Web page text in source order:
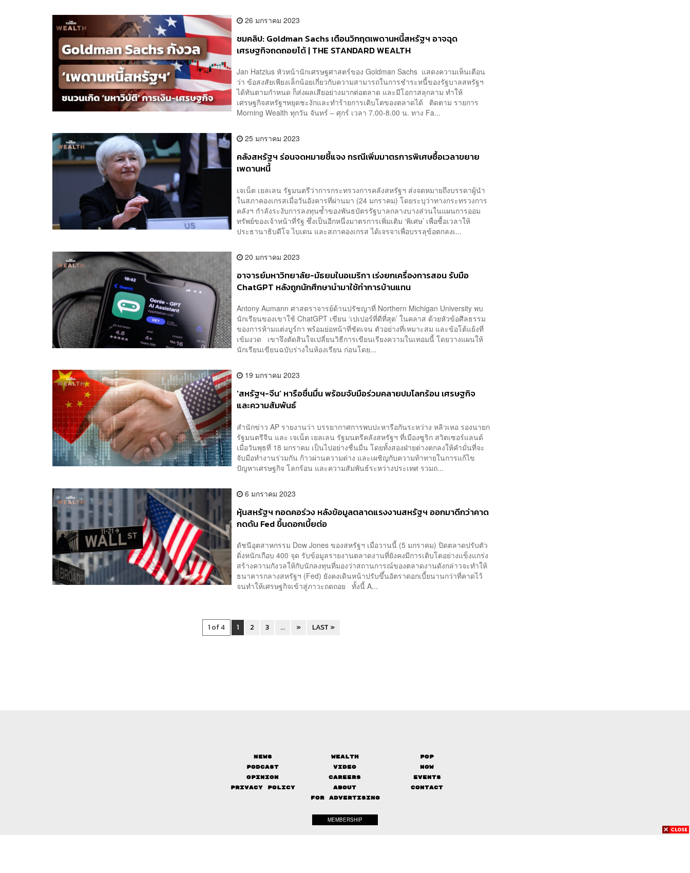
26 มกราคม 2023
ชมคลิป: Goldman Sachs เตือนวิกฤตเพดานหนี้สหรัฐฯ อาจฉุด
เศรษฐกิจถดถอยได้ | THE STANDARD WEALTH
Jan Hatzius หัวหน้านักเศรษฐศาสตร์ของ Goldman Sachs แสดงความเห็นเตือน
ว่า ข้อสงสัยเพียงเล็กน้อยเกี่ยวกับความสามารถในการชำระหนี้ของรัฐบาลสหรัฐฯ
ได้ทันตามกำหนด ก็ส่งผลเสียอย่างมากต่อตลาด และมีโอกาสลุกลาม ทำให้
เศรษฐกิจสหรัฐฯหยุดชะงักและทำร้ายการเติบโตของตลาดได้ ติดตาม รายการ
Morning Wealth ทุกวัน จันทร์ – ศุกร์ เวลา 7.00-8.00 น. ทาง Fa...
25 มกราคม 2023
คลังสหรัฐฯ ร่อนจดหมายชี้แจง กรณีเพิ่มมาตรการพิเศษซื้อเวลาขยาย
เพดานหนี้
เจเน็ต เยลเลน รัฐมนตรีว่าการกระทรวงการคลังสหรัฐฯ ส่งจดหมายถึงบรรดาผู้นำ
ในสภาคองเกรสเมื่อวันอังคารที่ผ่านมา (24 มกราคม) โดยระบุว่าทางกระทรวงการ
คลังฯ กำลังระงับการลงทุนซ้ำของพันธบัตรรัฐบาลกลางบางส่วนในแผนการออม
ทรัพย์ของเจ้าหน้าที่รัฐ ซึ่งเป็นอีกหนึ่งมาตรการเพิ่มเติม ‘พิเศษ’ เพื่อซื้อเวลาให้
ประธานาธิบดีโจ ไบเดน และสภาคองเกรส ได้เจรจาเพื่อบรรลุข้อตกลงเ...
20 มกราคม 2023
อาจารย์มหาวิทยาลัย-มัธยมในอเมริกา เร่งยกเครื่องการสอน รับมือ
ChatGPT หลังถูกนักศึกษานำมาใช้ทำการบ้านแทน
Antony Aumann ศาสตราจารย์ด้านปรัชญาที่ Northern Michigan University พบ
นักเรียนของเขาใช้ ChatGPT เขียน ‘เปเปอร์ที่ดีที่สุด’ ในคลาส ด้วยหัวข้อศีลธรรม
ของการห้ามแต่งบูร์กา พร้อมย่อหน้าที่ชัดเจน ตัวอย่างที่เหมาะสม และข้อโต้แย้งที่
เข้มงวด เขาจึงตัดสินใจเปลี่ยนวิธีการเขียนเรียงความในเทอมนี้ โดยวางแผนให้
นักเรียนเขียนฉบับร่างในห้องเรียน ก่อนโดย...
19 มกราคม 2023
‘สหรัฐฯ-จีน’ หารือชื่นมื่น พร้อมจับมือร่วมคลายปมโลกร้อน เศรษฐกิจ
และความสัมพันธ์
สำนักข่าว AP รายงานว่า บรรยากาศการพบปะหารือกันระหว่าง หลิวเหอ รองนายก
รัฐมนตรีจีน และ เจเน็ต เยลเลน รัฐมนตรีคลังสหรัฐฯ ที่เมืองซูริก สวิตเซอร์แลนด์
เมื่อวันพุธที่ 18 มกราคม เป็นไปอย่างชื่นมื่น โดยทั้งสองฝ่ายต่างตกลงให้คำมั่นที่จะ
จับมือทำงานร่วมกัน ก้าวผ่านความต่าง และเผชิญกับความท้าทายในการแก้ไข
ปัญหาเศรษฐกิจ โลกร้อน และความสัมพันธ์ระหว่างประเทศ รวมถ...
6 มกราคม 2023
หุ้นสหรัฐฯ กอดคอร่วง หลังข้อมูลตลาดแรงงานสหรัฐฯ ออกมาดีกว่าคาด
กดดัน Fed ขึ้นดอกเบี้ยต่อ
ดัชนีอุตสาหกรรม Dow Jones ของสหรัฐฯ เมื่อวานนี้ (5 มกราคม) ปิดตลาดปรับตัว
ดิ่งหนักเกือบ 400 จุด รับข้อมูลรายงานตลาดงานที่ยังคงมีการเติบโตอย่างแข็งแกร่ง
สร้างความกังวลให้กับนักลงทุนที่มองว่าสถานการณ์ของตลาดงานดังกล่าวจะทำให้
ธนาคารกลางสหรัฐฯ (Fed) ยังคงเดินหน้าปรับขึ้นอัตราดอกเบี้ยนานกว่าที่คาดไว้
จนทำให้เศรษฐกิจเข้าสู่ภาวะถดถอย ทั้งนี้ A...
1 of 4 1 2 3 ... » LAST »
News Wealth
Pop
Podcast
Video
Now
Opinion
Careers
Events
Privacy Policy
About
Contact
FOR ADVERTISING
MEMBERSHIP